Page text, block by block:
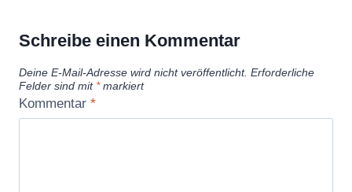
Schreibe einen Kommentar
Deine E-Mail-Adresse wird nicht veröffentlicht. Erforderliche
Felder sind mit *markiert
Kommentar *